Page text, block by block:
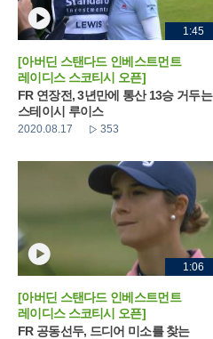
1:45
[아버딘 스탠다드 인베스트먼트
레이디스 스코티시 오픈]
FR 연장전, 3년만에 통산 13승 거두는
스테이시 루이스
2020.08.17 353
1:06
[아버딘 스탠다드 인베스트먼트
레이디스 스코티시 오픈]
FR 공동선두, 드디어 미소를 찾는